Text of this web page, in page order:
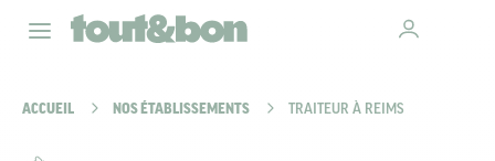
ACCUEIL NOS ÉTABLISSEMENTS TRAITEUR À REIMS